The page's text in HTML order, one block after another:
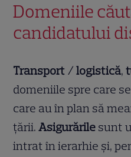
Domeniile
candidatului
Transport / logistică,
domeniile spre care
care au în plan să
țării.Asigurările sunt
intrat în ierarhie și,